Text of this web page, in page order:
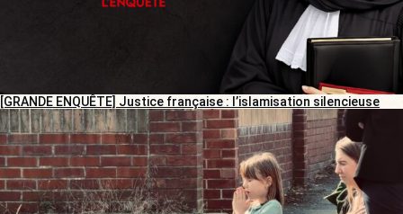
[GRANDE ENQUÊTE] Justice française : l’islamisation silencieuse